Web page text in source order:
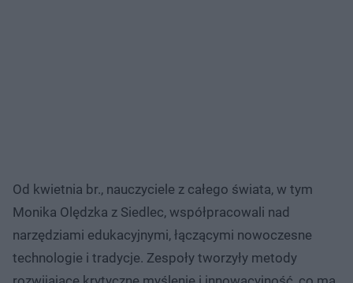
Od kwietnia br., nauczyciele z całego świata, w tym
Monika Olędzka z Siedlec, współpracowali nad
narzędziami edukacyjnymi, łączącymi nowoczesne
technologie i tradycje. Zespoły tworzyły metody